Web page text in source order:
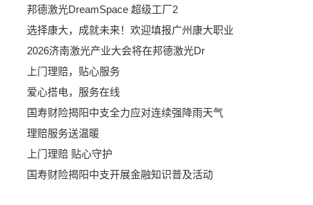
邦德激光DreamSpace 超级工厂2
选择康大，成就未来！欢迎填报广州康大职业
2026济南激光产业大会将在邦德激光Dr
上门理赔，贴心服务
爱心搭电，服务在线
国寿财险揭阳中支全力应对连续强降雨天气
理赔服务送温暖
上门理赔 贴心守护
国寿财险揭阳中支开展金融知识普及活动